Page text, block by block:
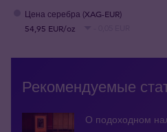
Цена серебра (XAG-EUR)
54,95 EUR/oz
Рекомендуемые
О подоходном